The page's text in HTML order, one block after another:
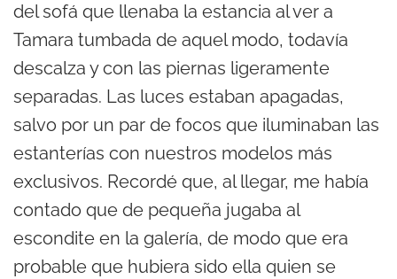
del sofá que llenaba la estancia al ver a
Tamara tumbada de aquel modo, todavía
descalza y con las piernas ligeramente
separadas. Las luces estaban apagadas,
salvo por un par de focos que iluminaban las
estanterías con nuestros modelos más
exclusivos. Recordé que, al llegar, me había
contado que de pequeña jugaba al
escondite en la galería, de modo que era
probable que hubiera sido ella quien se